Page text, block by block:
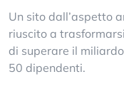
Un sito dall’aspetto
riuscito a
di superare il
50 dipendenti.